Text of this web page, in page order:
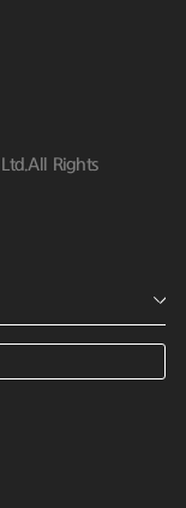
Rights